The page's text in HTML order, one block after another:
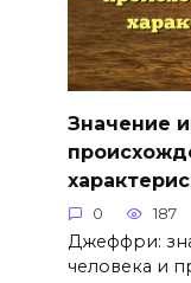
Значение
0 187
Джеффри:
человека и